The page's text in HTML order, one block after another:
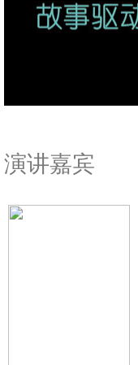
演讲嘉宾